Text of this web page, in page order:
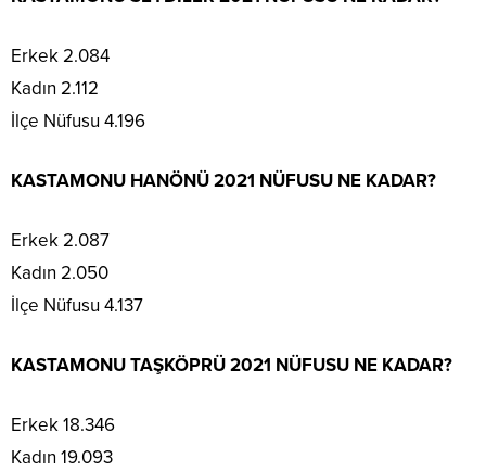
Erkek 2.084
Kadın 2.112
İlçe Nüfusu 4.196
KASTAMONU HANÖNÜ 2021 NÜFUSU NE KADAR?
Erkek 2.087
Kadın 2.050
İlçe Nüfusu 4.137
KASTAMONU TAŞKÖPRÜ 2021 NÜFUSU NE KADAR?
Erkek 18.346
Kadın 19.093